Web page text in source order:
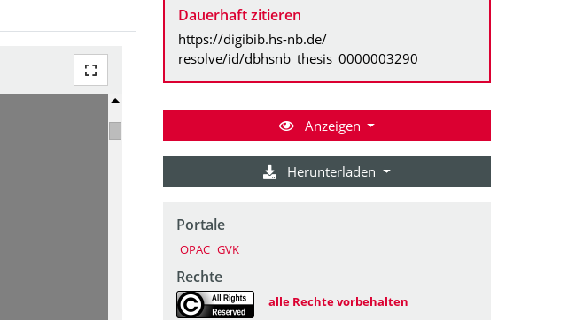
Dauerhaft zitieren
https://digibib.hs-nb.de/
resolve/id/dbhsnb_thesis_0000003290
Anzeigen
Herunterladen
Portale
OPAC GVK
Rechte
alle Rechte vorbehalten